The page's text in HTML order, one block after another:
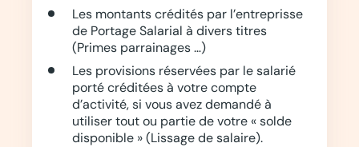
Les montants crédités par l’entreprisse
de Portage Salarial à divers titres
(Primes parrainages …)
Les provisions réservées par le salarié
porté créditées à votre compte
d’activité, si vous avez demandé à
utiliser tout ou partie de votre « solde
disponible » (Lissage de salaire).